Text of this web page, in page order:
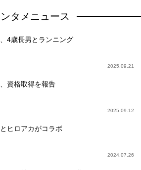
タメニュース
4歳長男とランニング
2025.09.21
資格取得を報告
2025.09.12
ヒロアカがコラボ
2024.07.26